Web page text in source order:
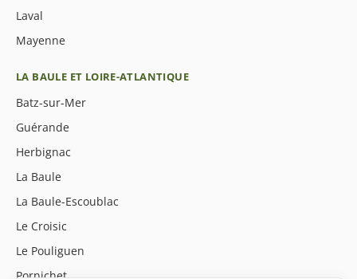
Laval
Mayenne
LA BAULE ET LOIRE-ATLANTIQUE
Batz-sur-Mer
Guérande
Herbignac
La Baule
La Baule-Escoublac
Le Croisic
Le Pouliguen
Pornichet